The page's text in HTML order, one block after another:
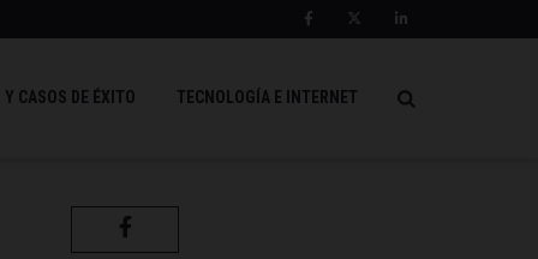
Y CASOS DE ÉXITO TECNOLOGÍA E INTERNET